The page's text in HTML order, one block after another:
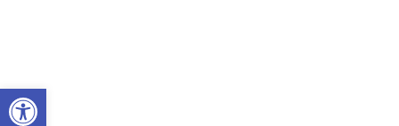
Abrir barra de herramientas